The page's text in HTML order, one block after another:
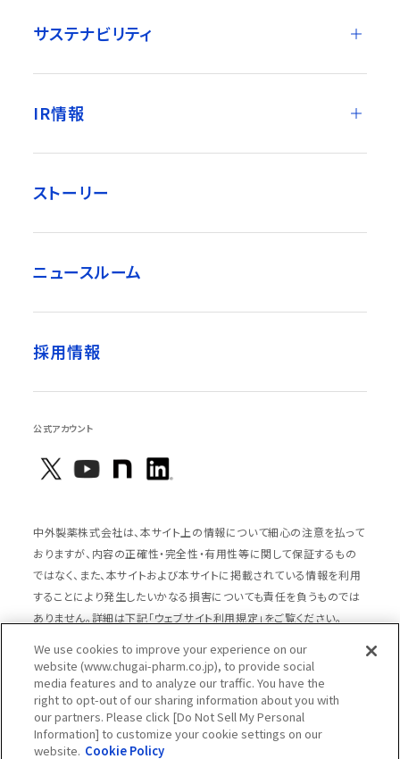
サステナビリティ
IR情報
ストーリー
ニュースルーム
採用情報
公式アカウント
中外製薬株式会社は、本サイト上の情報について細心の注意を払って
おりますが、内容の正確性・完全性・有用性等に関して保証するもの
ではなく、また、本サイトおよび本サイトに掲載されている情報を利用
することにより発生したいかなる損害についても責任を負うものでは
ありません。詳細は下記「ウェブサイト利用規定」をご覧ください。
サイトマップ
ウェブサイト利用規定
個人情報の取扱いのご案内
ソーシャルメディアポリシー
推奨閲覧環境
ウェブアクセシビリティ対応
We use cookies to improve your experience on our
website (www.chugai-pharm.co.jp), to provide social
media features and to analyze our traffic. You have the
right to opt-out of our sharing information about you with
our partners. Please click [Do Not Sell My Personal
Information] to customize your cookie settings on our
website. Cookie Policy